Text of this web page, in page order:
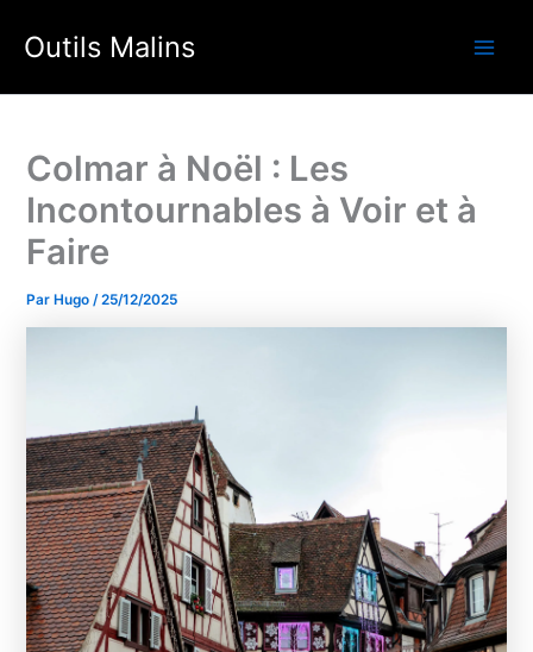
Outils Malins
Colmar à Noël : Les
Incontournables à Voir et à
Faire
ParHugo /25/12/2025